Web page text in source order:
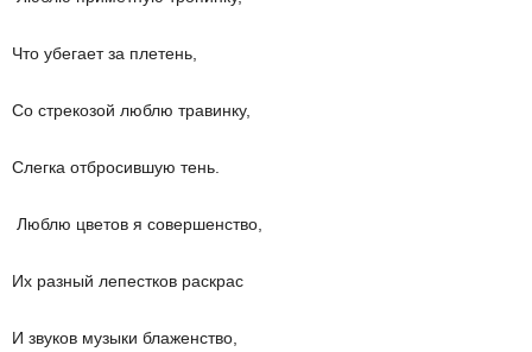
Что убегает за плетень,
Со стрекозой люблю травинку,
Слегка отбросившую тень.
Люблю цветов я совершенство,
Их разный лепестков раскрас
И звуков музыки блаженство,